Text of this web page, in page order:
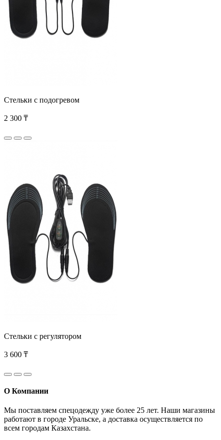
Стельки с подогревом
2 300 ₸
Стельки с регулятором
3 600 ₸
О Компании
Мы поставляем спецодежду уже более 25 лет. Наши магазины
работают в городе Уральске, а доставка осуществляется по
всем городам Казахстана.